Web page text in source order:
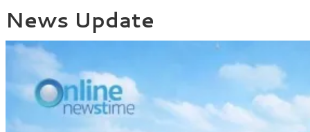
ใหญ่จากเยอรมนี
กรุงศรี คาดเงินบาทสัปดาห์นี้ (27–31 ก.ค.
2569) ซื้อขายในกรอบ 33.40-34.00 มองเฟดคงดอกเบี้ย
สิงหาคม 5, 2026 ครม.ไฟเขียวหลักการ ร่าง พ.ร.ฎ. เปิดทาง รฟม.เดิน
หน้ารถไฟฟ้าสงขลา โมโนเรล 12.54 กม. เชื่อมเมืองหาดใหญ่
สิงหาคม 4, 2026 สธ.ชี้ รพ.รัฐแบกรับผู้ป่วยบัตรทอง 87% แต่ได้งบ
News Update